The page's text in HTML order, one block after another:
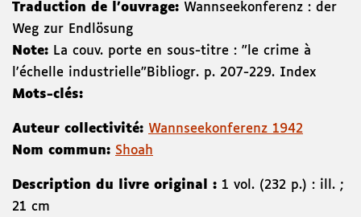
Traduction de l'ouvrage: Wannseekonferenz : der
Weg zur Endlösung
Note: La couv. porte en sous-titre : "le crime à
l'échelle industrielle"Bibliogr. p. 207-229. Index
Mots-clés:
Auteur collectivité: Wannseekonferenz 1942
Nom commun: Shoah
Description du livre original : 1 vol. (232 p.) : ill. ;
21 cm